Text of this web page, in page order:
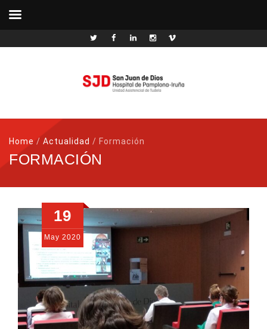
Home/ Actualidad / Formación
FORMACIÓN
19
May 2020